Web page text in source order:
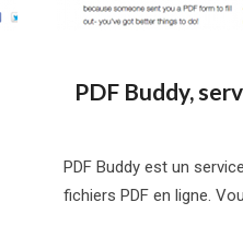
PDF Buddy,
PDF Buddy est un
fichiers PDF en ligne.